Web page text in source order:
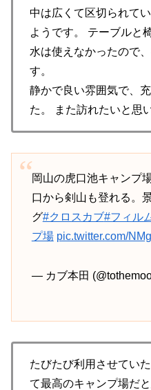
中は広くて区切られて
ようです。 テーブルと
水は使えなかったので
す。
静かで良い雰囲気で、
た。 また訪れたいと思
岡山の虎口池キャンプ
口から剣山も登れる。
グ#クロスカブ#フィル
プ場 pic.twitter.com/
— カブ本田
たびたび利用させてい
て最高のキャンプ場だ